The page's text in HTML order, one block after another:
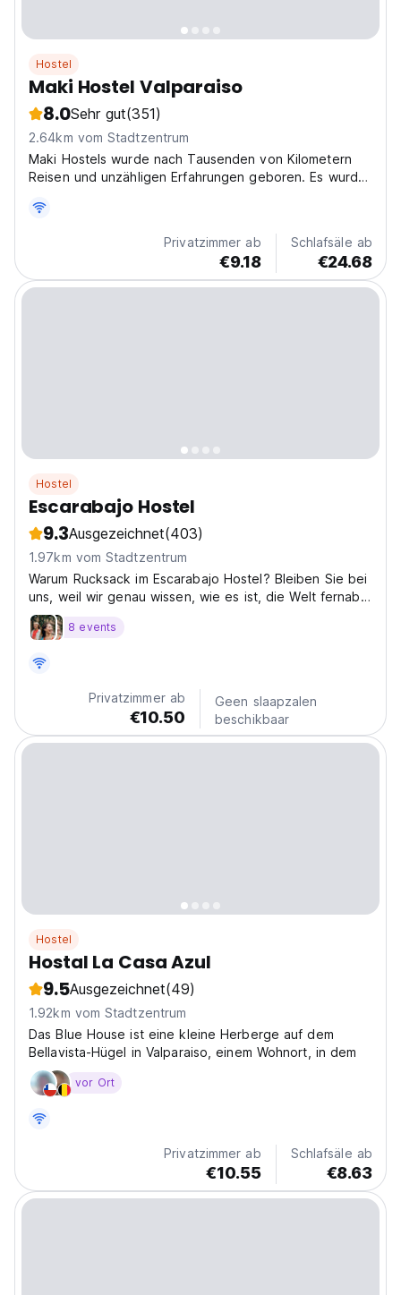
Hostel
Maki Hostel Valparaiso
8.0Sehr gut(351)
2.64km vom Stadtzentrum
Maki Hostels wurde nach Tausenden von Kilometern
Reisen und unzähligen Erfahrungen geboren. Es wurde
Privatzimmer ab
€9.18
Schlafsäle ab
€24.68
Hostel
Escarabajo Hostel
9.3Ausgezeichnet(403)
1.97km vom Stadtzentrum
Warum Rucksack im Escarabajo Hostel? Bleiben Sie bei
uns, weil wir genau wissen, wie es ist, die Welt fernab
von zu Hause zu erkunden.
8 events
Privatzimmer ab
€10.50
Geen slaapzalen
beschikbaar
Hostel
Hostal La Casa Azul
9.5Ausgezeichnet(49)
1.92km vom Stadtzentrum
Das Blue House ist eine kleine Herberge auf dem
Bellavista-Hügel in Valparaiso, einem Wohnort, in dem
vor Ort
Privatzimmer ab
€10.55
Schlafsäle ab
€8.63